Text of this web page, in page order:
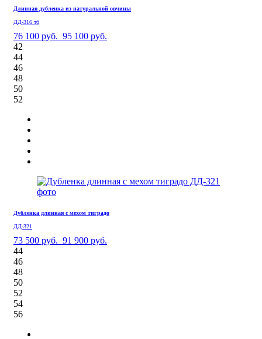
Длинная дубленка из натуральной овчины
ДД-316 тб
76 100 руб. 95 100 руб.
42
44
46
48
50
52
Дубленка длинная с мехом тиградо
ДД-321
73 500 руб. 91 900 руб.
44
46
48
50
52
54
56